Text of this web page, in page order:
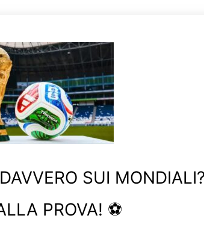
SUI MONDIALI?
PROVA! ⚽